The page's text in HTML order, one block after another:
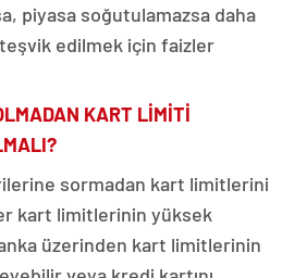
piyasa soğutulamazsa daha
teşvik edilmek için faizler
KART LİMİTİ
sormadan kart limitlerini
kart limitlerinin yüksek
üzerinden kart limitlerinin